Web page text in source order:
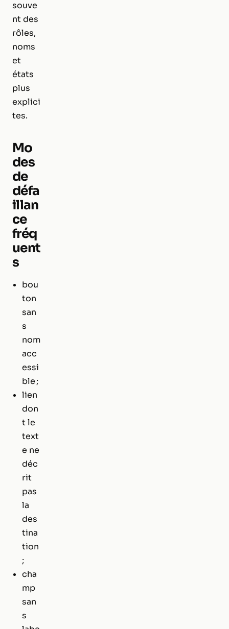
souve
nt des
rôles,
noms
et
états
plus
explici
tes.
Mo
des
de
défa
illan
ce
fréq
uent
s
bou
ton
san
s
nom
acc
essi
ble ;
lien
don
t le
text
e ne
déc
rit
pas
la
des
tina
tion
;
cha
mp
san
s